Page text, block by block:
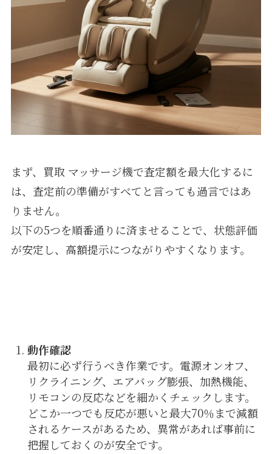
まず、買取 マッサージ機で査定額を最大化するに
は、査定前の準備がすべてと言っても過言ではあ
りません。
以下の5つを順番通りに済ませることで、状態評価
が安定し、高額提示につながりやすくなります。
動作確認
最初に必ず行うべき作業です。電源オンオフ、
リクライニング、エアバッグ膨張、加熱機能、
リモコンの反応などを細かくチェックします。
どこか一つでも反応が悪いと最大70％まで減額
されるケースがあるため、異常があれば事前に
把握しておくのが安全です。